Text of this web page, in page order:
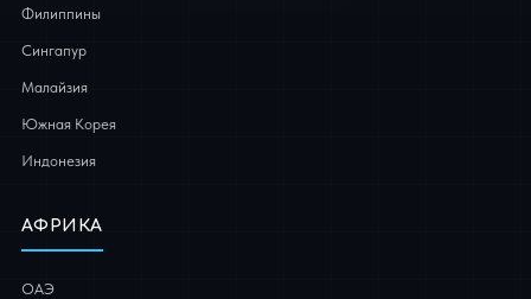
Филиппины
Сингапур
Малайзия
Южная Корея
Индонезия
АФРИКА
ОАЭ